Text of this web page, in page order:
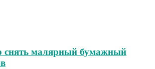
снять малярный бумажный